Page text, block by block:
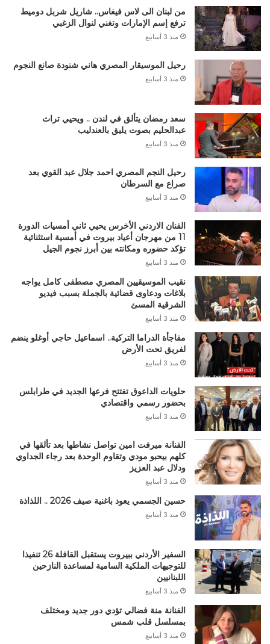
من لبنان الى لاس فيغاس.. شاريل شربل دوميط
ترفع إسم الإمارات وتغني لنوال الزغبي
منذ 3 أسابيع
رحيل الموسيقار المصري هاني شنودة صانع النجوم
منذ 3 أسابيع
سعد رمضان يتألق في لندن .. ويحيي تراث
عبدالحليم بصوت يليق بالعندليب
منذ 3 أسابيع
رحيل النجم المصري احمد جلال عبد القوي بعد
صراع مع السرطان
منذ 3 أسابيع
الفنان الاردني الأخرس يحيي ثاني أمسيات الدورة
11 من مهرجان أعياد بيروت في أمسية استثنائية
تؤكد حضوره ومكانته بين أبرز نجوم الجيل
منذ 3 أسابيع
نقيب الموسيقيين المصري مصطفى كامل يواجه
بلاغات ودعاوى قضائية بالجملة بسبب فيديو
الشرقية المسئ
منذ 3 أسابيع
مفاجأة الدراما التركية.. اسماعيل حاجي أوغلو ينضم
لفريق تحت الأرض
منذ 3 أسابيع
حلويات الداعوق تفتتح فرعها الجديد في طرابلس
بحضور رسمي واقتصادي
منذ 3 أسابيع
الفنانة ميرفت امين تواصل نشاطها بعد تألقها في
كلهم بيحبو مودي وتقاوم الوحدة بعد رجاء الجداوي
ودلال عبد العزيز
منذ 3 أسابيع
حسين الجسمي يعود باغنية صيف 2026 .. اللذاذة
منذ 3 أسابيع
السفير الأردني ببيروت يستقبل القافلة 26 تنفيذا
للتوجيهات الملكية السامية لمساعدة النازحين
اللبنانيين
منذ 3 أسابيع
الفنانة منة فضالي تؤدي دور جديد ومختلف
بمسلسل قلب شمس
منذ 3 أسابيع